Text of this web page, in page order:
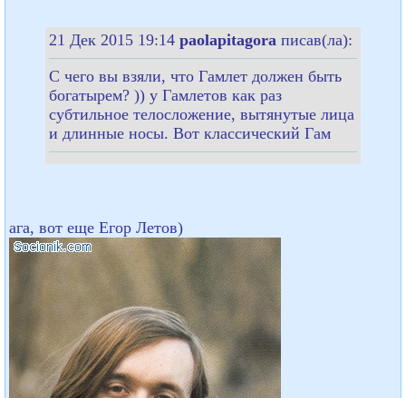
21 Дек 2015 19:14 paolapitagora писав(ла):
С чего вы взяли, что Гамлет должен быть
богатырем? )) у Гамлетов как раз
субтильное телосложение, вытянутые лица
и длинные носы. Вот классический Гам
ага, вот еще Егор Летов)